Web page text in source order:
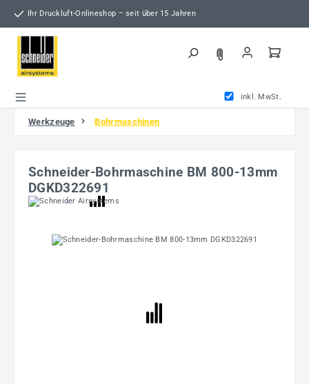
Zum Hauptinhalt springen
Ihr Druckluft-Onlineshop – seit über 15 Jahren
inkl. MwSt.
Werkzeuge Bohrmaschinen
Schneider-Bohrmaschine BM 800-13mm
DGKD322691
Bildergalerie überspringen